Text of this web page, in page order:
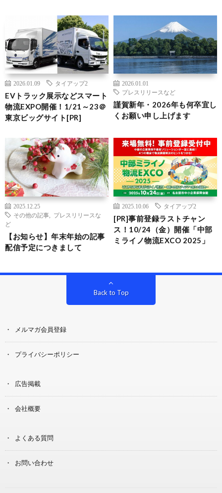
2026.01.09 タイアップ2
EVトラック展示などスマート
物流EXPO開催！1/21～23＠
東京ビッグサイト[PR]
2026.01.01
プレスリリースなど
謹賀新年・2026年も何卒宜し
くお願い申し上げます
2025.12.25
その他の記事
プレスリリースな
ど
【お知らせ】年末年始の記事
配信予定につきまして
2025.10.06 タイアップ2
[PR]事前登録ラストチャン
ス！10/24（金）開催「中部
ミライノ物流EXCO 2025」
Back to Top
メルマガ会員登録
プライバシーポリシー
広告掲載
会社概要
よくある質問
お問い合わせ